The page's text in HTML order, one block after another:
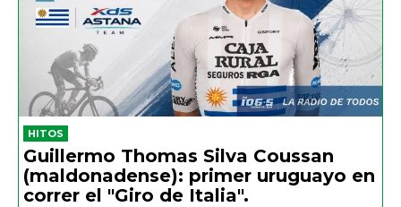
HITOS
Guillermo Thomas Silva Coussan
(maldonadense): primer uruguayo en
correr el "Giro de Italia".